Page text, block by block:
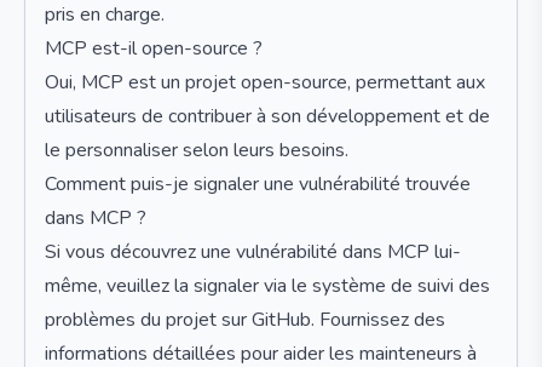
pris en charge.
MCP est-il open-source ?
Oui, MCP est un projet open-source, permettant aux
utilisateurs de contribuer à son développement et de
le personnaliser selon leurs besoins.
Comment puis-je signaler une vulnérabilité trouvée
dans MCP ?
Si vous découvrez une vulnérabilité dans MCP lui-
même, veuillez la signaler via le système de suivi des
problèmes du projet sur GitHub. Fournissez des
informations détaillées pour aider les mainteneurs à